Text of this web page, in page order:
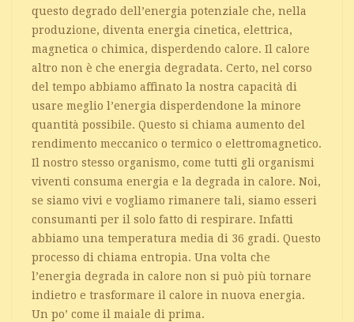
questo degrado dell’energia potenziale che, nella
produzione, diventa energia cinetica, elettrica,
magnetica o chimica, disperdendo calore. Il calore
altro non è che energia degradata. Certo, nel corso
del tempo abbiamo affinato la nostra capacità di
usare meglio l’energia disperdendone la minore
quantità possibile. Questo si chiama aumento del
rendimento meccanico o termico o elettromagnetico.
Il nostro stesso organismo, come tutti gli organismi
viventi consuma energia e la degrada in calore. Noi,
se siamo vivi e vogliamo rimanere tali, siamo esseri
consumanti per il solo fatto di respirare. Infatti
abbiamo una temperatura media di 36 gradi. Questo
processo di chiama entropia. Una volta che
l’energia degrada in calore non si può più tornare
indietro e trasformare il calore in nuova energia.
Un po’ come il maiale di prima.